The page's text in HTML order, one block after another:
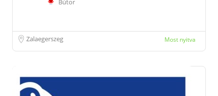
Bútor
Zalaegerszeg Most nyitva